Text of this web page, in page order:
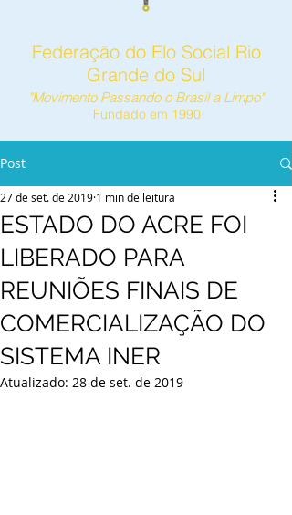
Federação do Elo Social Rio
Grande do Sul
"Movimento Passando o Brasil a Limpo"
Fundado em 1990
Post
ESTADO DO ACRE FOI
LIBERADO PARA
REUNIÕES FINAIS DE
COMERCIALIZAÇÃO DO
SISTEMA INER
27 de set. de 2019 1 min de leitura
Atualizado: 28 de set. de 2019